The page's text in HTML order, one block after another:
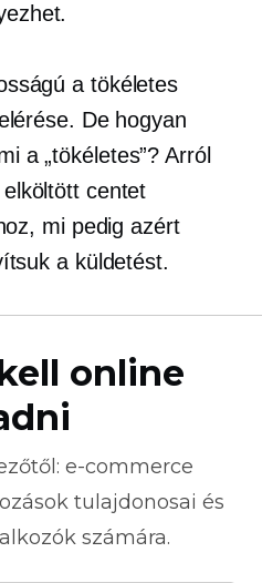
a tökéletes
De hogyan
a „tökéletes”? Arról
centet
mi pedig azért
a küldetést.
online
e-commerce
tulajdonosai és
számára.